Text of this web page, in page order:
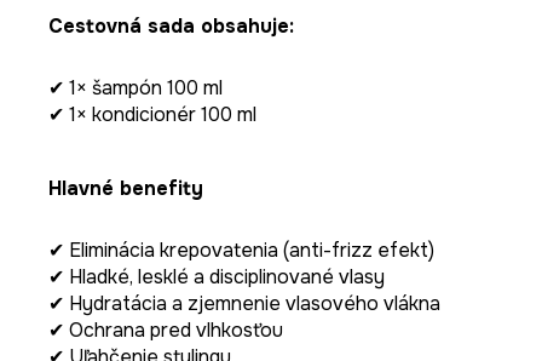
Cestovná sada obsahuje:
✔ 1× šampón 100 ml
✔ 1× kondicionér 100 ml
Hlavné benefity
✔ Eliminácia krepovatenia (anti-frizz efekt)
✔ Hladké, lesklé a disciplinované vlasy
✔ Hydratácia a zjemnenie vlasového vlákna
✔ Ochrana pred vlhkosťou